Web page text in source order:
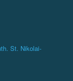
St. Nikolai-